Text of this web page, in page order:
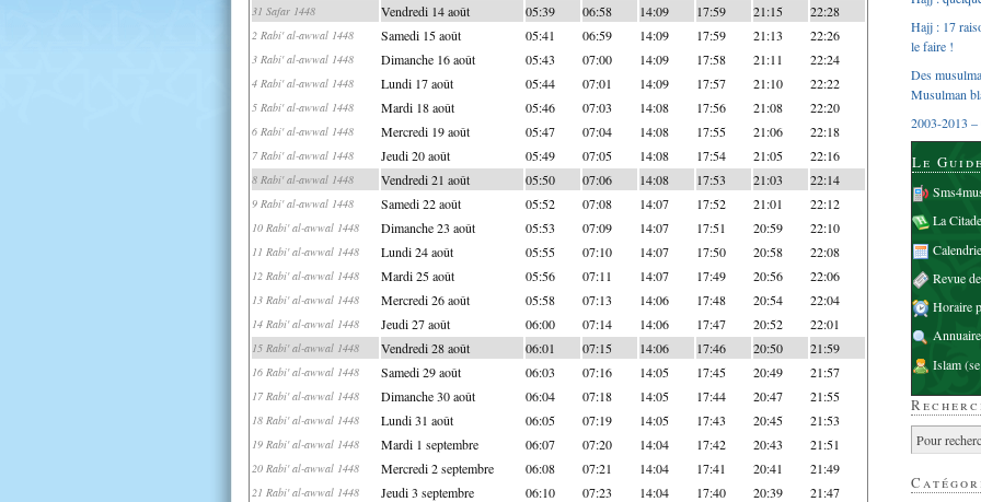
31 Safar 1448 Vendredi 14 août 05:39 06:58 14:09 17:59 21:15 22:28
2 Rabi' al-awwal 1448 Samedi 15 août 05:41 06:59 14:09 17:59 21:13 22:26
3 Rabi' al-awwal 1448 Dimanche 16 août 05:43 07:00 14:09 17:58 21:11 22:24
4 Rabi' al-awwal 1448 Lundi 17 août 05:44 07:01 14:09 17:57 21:10 22:22
5 Rabi' al-awwal 1448 Mardi 18 août 05:46 07:03 14:08 17:56 21:08 22:20
6 Rabi' al-awwal 1448 Mercredi 19 août 05:47 07:04 14:08 17:55 21:06 22:18
7 Rabi' al-awwal 1448 Jeudi 20 août 05:49 07:05 14:08 17:54 21:05 22:16
8 Rabi' al-awwal 1448 Vendredi 21 août 05:50 07:06 14:08 17:53 21:03 22:14
9 Rabi' al-awwal 1448 Samedi 22 août 05:52 07:08 14:07 17:52 21:01 22:12
10 Rabi' al-awwal 1448 Dimanche 23 août 05:53 07:09 14:07 17:51 20:59 22:10
11 Rabi' al-awwal 1448 Lundi 24 août 05:55 07:10 14:07 17:50 20:58 22:08
12 Rabi' al-awwal 1448 Mardi 25 août 05:56 07:11 14:07 17:49 20:56 22:06
13 Rabi' al-awwal 1448 Mercredi 26 août 05:58 07:13 14:06 17:48 20:54 22:04
14 Rabi' al-awwal 1448 Jeudi 27 août 06:00 07:14 14:06 17:47 20:52 22:01
15 Rabi' al-awwal 1448 Vendredi 28 août 06:01 07:15 14:06 17:46 20:50 21:59
16 Rabi' al-awwal 1448 Samedi 29 août 06:03 07:16 14:05 17:45 20:49 21:57
17 Rabi' al-awwal 1448 Dimanche 30 août 06:04 07:18 14:05 17:44 20:47 21:55
18 Rabi' al-awwal 1448 Lundi 31 août 06:05 07:19 14:05 17:43 20:45 21:53
19 Rabi' al-awwal 1448 Mardi 1 septembre 06:07 07:20 14:04 17:42 20:43 21:51
20 Rabi' al-awwal 1448 Mercredi 2 septembre 06:08 07:21 14:04 17:41 20:41 21:49
21 Rabi' al-awwal 1448 Jeudi 3 septembre 06:10 07:23 14:04 17:40 20:39 21:47
Hajj : 17
le faire !
Des
Musulman
2003-2013 –
Le
La
Revue
Horaire
Islam